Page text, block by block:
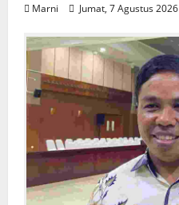
Marni Jumat, 7 Agustus 2026